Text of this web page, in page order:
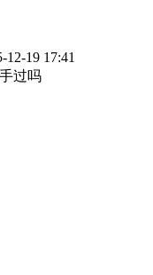
12-19 17:41
过吗